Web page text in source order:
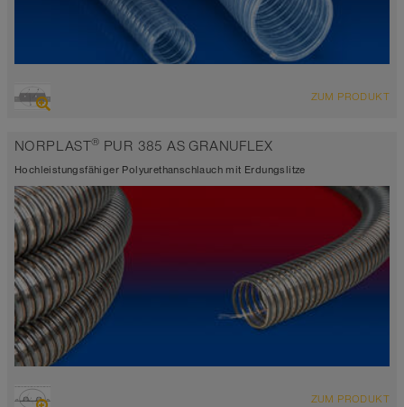
Saugschlauch + Druckschlauch
transparent
-20°C bis 70°C (80°C)
ZUM PRODUKT
NORPLAST® PUR 385 AS GRANUFLEX
Hochleistungsfähiger Polyurethanschlauch mit Erdungslitze
ÜBERSICHT
ZUM PRODUKT